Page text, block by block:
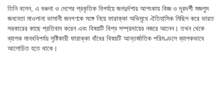
তিনি বলেন, এ বঞ্চনা ও দেশের প্রকৃতিক বিপর্যয়ে জনদুর্দশার আশংকায় বিজ্ঞ ও দূরদর্শী মজলুম
জননেতা মাওলানা ভাসানী জনগণকে সঙ্গে নিয়ে ফারাক্কা অভিমুখে ঐতিহাসিক মিছিল করে ভারত
সরকারের কাছে প্রতিবাদ করেন এবং বিষয়টি বিশ্ব সম্প্রদায়ের নজরে আনেন। তখন থেকে
ব্যাপক মানববিপর্যয় সৃষ্টিকারী ফারাক্কা বাঁধের বিষয়টি আন্তর্জাতিক পরিমণ্ডলে ব্যাপকভাবে
আলোচিত হতে থাকে।